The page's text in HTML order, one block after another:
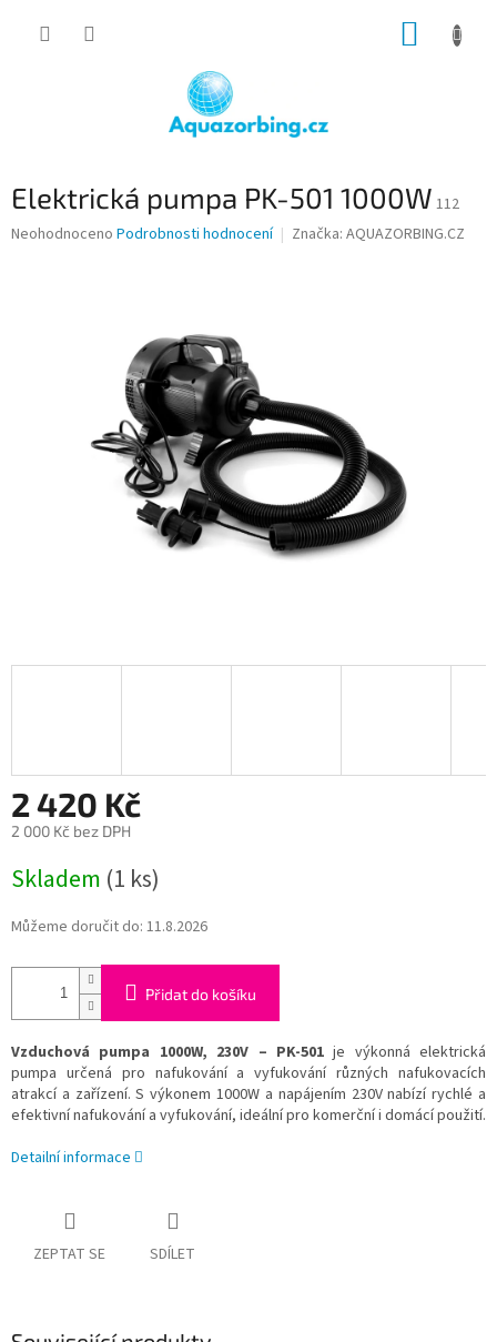
Elektrická pumpa PK-501 1000W 112
Průměrné
Neohodnoceno Podrobnosti hodnocení Značka: AQUAZORBING.CZ
2 420 Kč
2 000 Kč bez DPH
cena:
Skladem (1 ks)
Můžeme doručit do: 11.8.2026
Přidat do košíku
Vzduchová pumpa 1000W, 230V – PK-501je výkonná elektrická
pumpa určená pro nafukování a vyfukování různých nafukovacích
atrakcí a zařízení. S výkonem 1000W a napájením 230V nabízí rychlé a
efektivní nafukování a vyfukování, ideální pro komerční i domácí použití.
Detailní informace
ZEPTAT SE SDÍLET